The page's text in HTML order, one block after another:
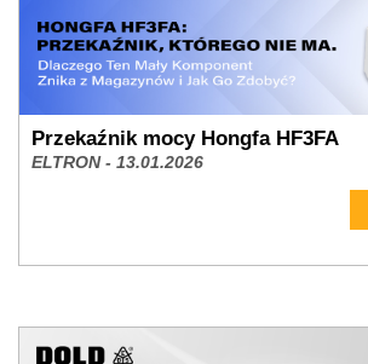
Przekaźnik mocy Hongfa HF3FA
ELTRON - 13.01.2026